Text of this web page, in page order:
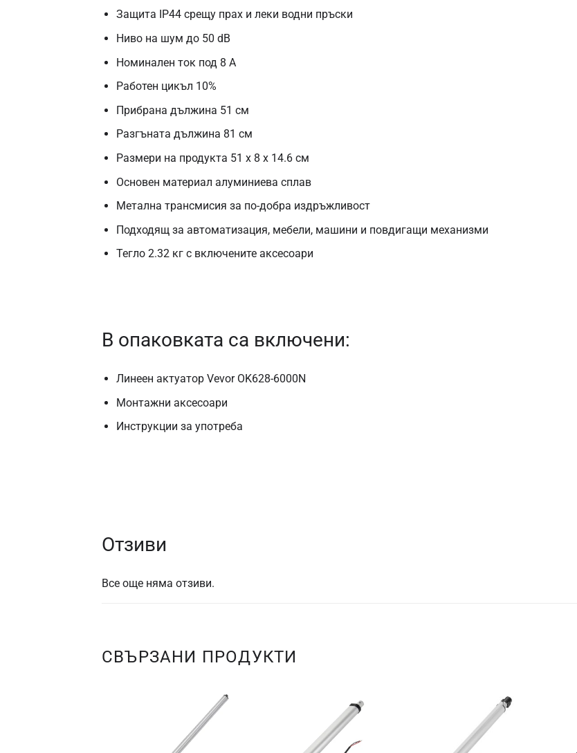
Защита IP44 срещу прах и леки водни пръски
Ниво на шум до 50 dB
Номинален ток под 8 A
Работен цикъл 10%
Прибрана дължина 51 см
Разгъната дължина 81 см
Размери на продукта 51 x 8 x 14.6 см
Основен материал алуминиева сплав
Метална трансмисия за по-добра издръжливост
Подходящ за автоматизация, мебели, машини и повдигащи механизми
Тегло 2.32 кг с включените аксесоари
В опаковката са включени:
Линеен актуатор Vevor OK628-6000N
Монтажни аксесоари
Инструкции за употреба
Отзиви
Все още няма отзиви.
СВЪРЗАНИ ПРОДУКТИ